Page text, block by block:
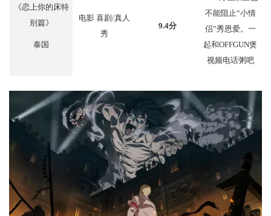
《恋上你的床特
别篇》
泰国
电影 喜剧/真人
秀
9.4分
不能阻止“小情
侣”秀恩爱。一
起和OFFGUN煲
视频电话粥吧